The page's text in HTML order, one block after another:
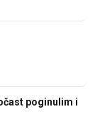
poginulim i